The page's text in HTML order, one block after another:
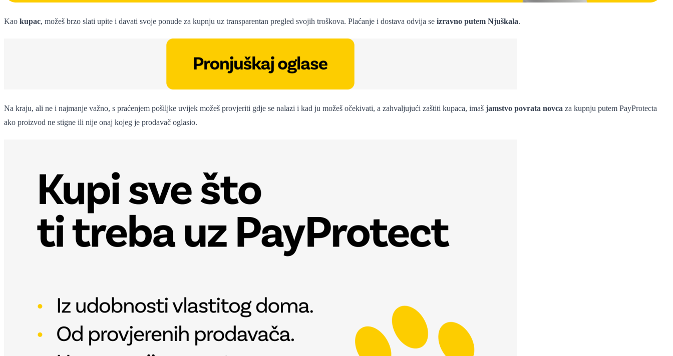
Kao kupac, možeš brzo slati upite i davati svoje ponude za kupnju uz transparentan pregled svojih troškova. Plaćanje i dostava odvija se izravno putem Njuškala.
Na kraju, ali ne i najmanje važno, s praćenjem pošiljke uvijek možeš provjeriti gdje se nalazi i kad ju možeš očekivati, a zahvaljujući zaštiti kupaca, imaš jamstvo povrata novca za kupnju putem PayProtecta
ako proizvod ne stigne ili nije onaj kojeg je prodavač oglasio.